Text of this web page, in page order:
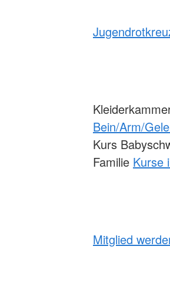
Bein/Arm/
Kurs
Familie Kurse
Mitglied